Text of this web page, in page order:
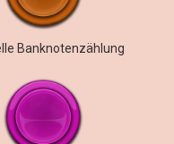
Banknotenzählung